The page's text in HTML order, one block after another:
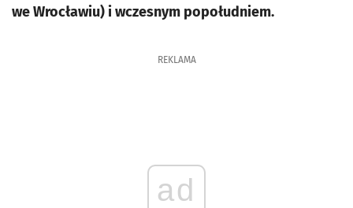
we Wrocławiu) i wczesnym popołudniem.
REKLAMA
ad